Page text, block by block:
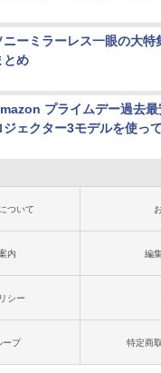
ニーミラーレス一眼の大特
とめ
プライムデー過去
ジェクター3モデルを使っ
ついて
内 編
シー
ープ 特定商